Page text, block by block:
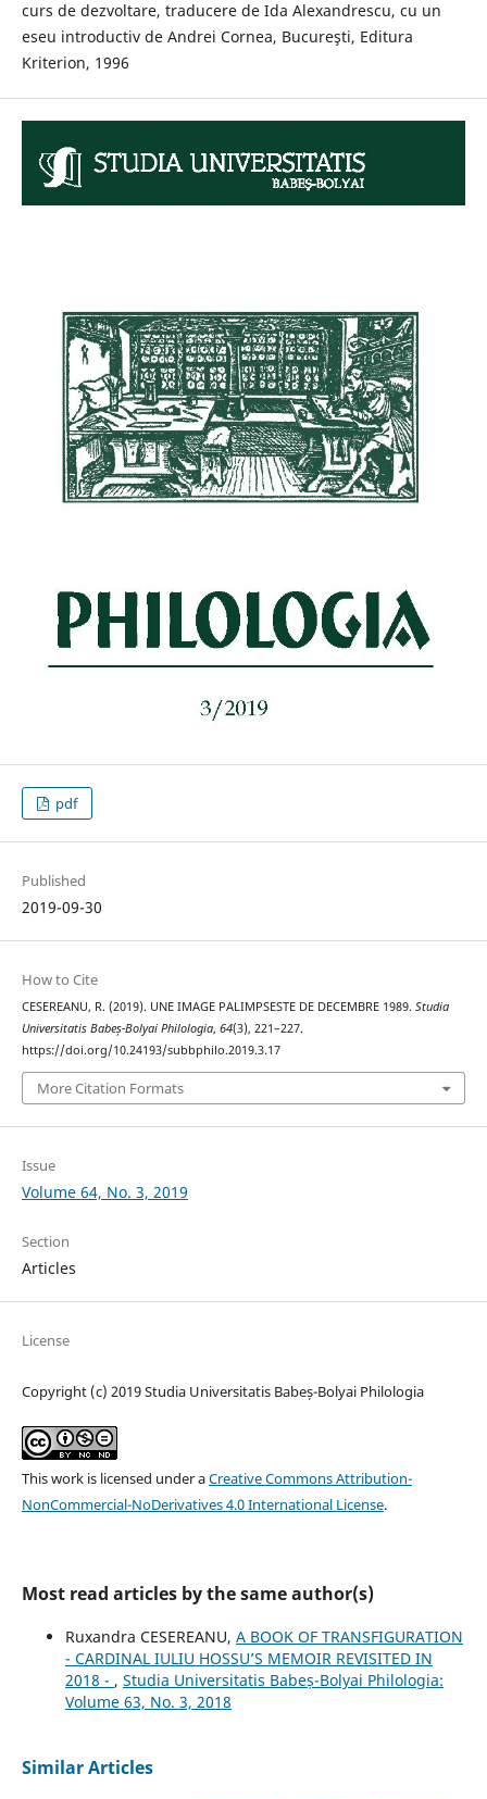
curs de dezvoltare, traducere de Ida Alexandrescu, cu un
eseu introductiv de Andrei Cornea, Bucureşti, Editura
Kriterion, 1996
pdf
Published
2019-09-30
How to Cite
CESEREANU, R. (2019). UNE IMAGE PALIMPSESTE DE DECEMBRE 1989. Studia
Universitatis Babeș-Bolyai Philologia, 64(3), 221–227.
https://doi.org/10.24193/subbphilo.2019.3.17
More Citation Formats
Issue
Volume 64, No. 3, 2019
Section
Articles
License
Copyright (c) 2019 Studia Universitatis Babeș-Bolyai Philologia
This work is licensed under aCreative Commons Attribution-
NonCommercial-NoDerivatives 4.0 International License.
Most read articles by the same author(s)
Ruxandra CESEREANU, A BOOK OF TRANSFIGURATION
- CARDINAL IULIU HOSSU’S MEMOIR REVISITED IN
2018 - , Studia Universitatis Babeș-Bolyai Philologia:
Volume 63, No. 3, 2018
Similar Articles